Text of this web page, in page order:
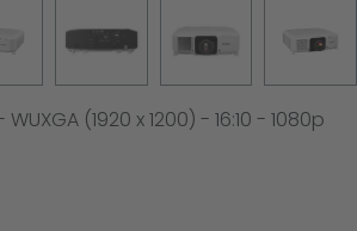
(1920 x 1200) - 16:10 - 1080p